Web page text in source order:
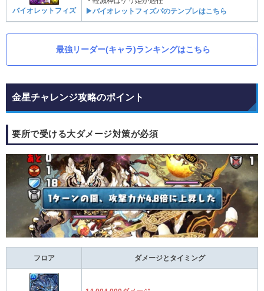
バイオレットフィズ
▶バイオレットフィズパのテンプレはこちら
最強リーダー(キャラ)ランキングはこちら
金星チャレンジ攻略のポイント
要所で受ける大ダメージ対策が必須
フロア ダメージとタイミング